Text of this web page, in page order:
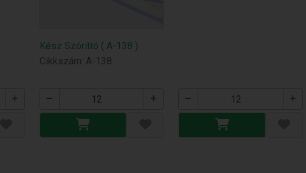
Kész Szóríttó ( A-138 )
Cikkszám: A-138